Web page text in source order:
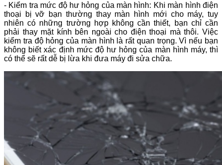
- Kiểm tra mức độ hư hỏng của màn hình: Khi màn hình điện
thoại bị vỡ bạn thường thay màn hình mới cho máy, tuy
nhiên có những trường hợp không cần thiết, bạn chỉ cần
phải thay mặt kính bên ngoài cho điện thoại mà thôi. Việc
kiểm tra độ hỏng của màn hình là rất quan trọng. Vì nếu bạn
không biết xác định mức độ hư hỏng của màn hình máy, thì
có thể sẽ rất dễ bị lừa khi đưa máy đi sửa chữa.